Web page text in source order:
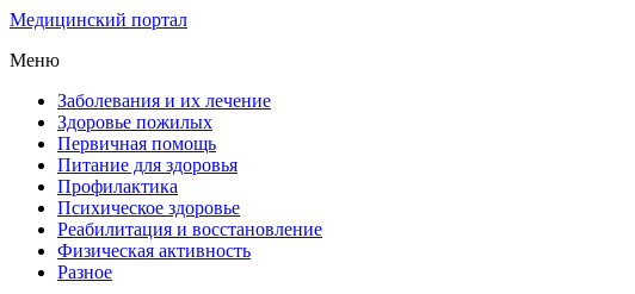
Медицинский портал
Меню
Заболевания и их лечение
Здоровье пожилых
Первичная помощь
Питание для здоровья
Профилактика
Психическое здоровье
Реабилитация и восстановление
Физическая активность
Разное